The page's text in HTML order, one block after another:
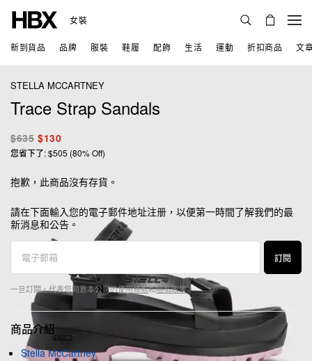
女裝
新到貨品 品牌 服裝 鞋履 配飾 生活 運動 折扣商品 文
STELLA MCCARTNEY
Trace Strap Sandals
$635 $130
您省下了: $505 (80% Off)
抱歉，此商品沒有存貨。
請在下面輸入您的電子郵件地址注册，以便第一時間了解我們的最
新消息和公告。
訂閱
一旦訂閱，代表您同意本公司的使用條款和隱私政策。
商品介紹
Stella McCartney